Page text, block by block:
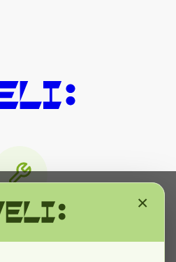
×